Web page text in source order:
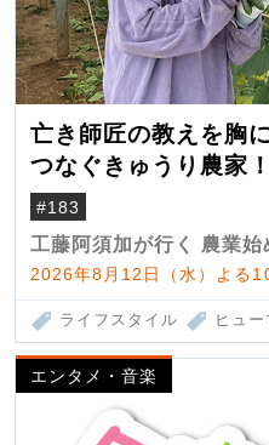
亡き師匠の教えを胸
つなぐきゅうり農家！
#183
工藤阿須加が行く 農業始
2026年8月12日（水）よる
ライフスタイル ヒュー
エンタメ・音楽